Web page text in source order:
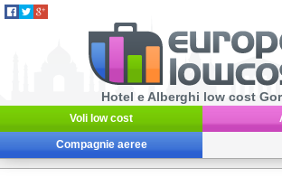
Hotel e Alberghi low cost
Voli low cost
Compagnie aeree